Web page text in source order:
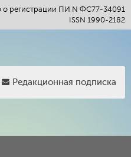
о регистрации ПИ N ФС77-34091
ISSN 1990-2182
Редакционная подписка